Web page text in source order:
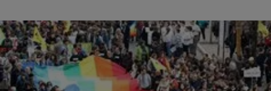
Santi
Devozione
e
fede
Parola